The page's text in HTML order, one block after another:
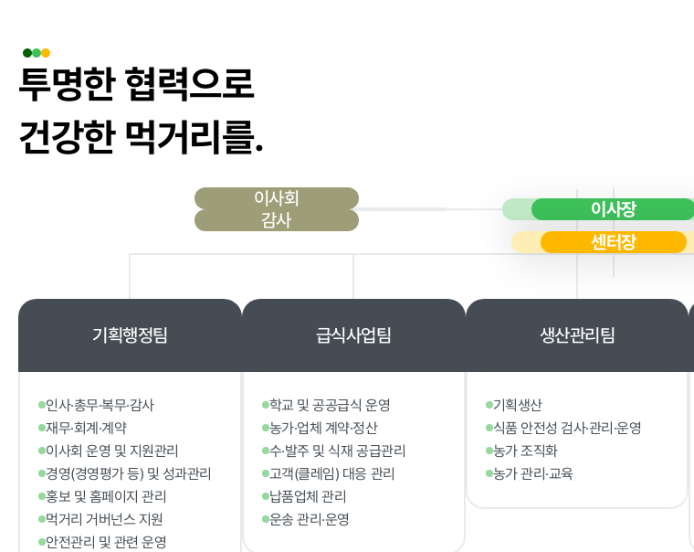
공지사항
정보공개
경영목표 및 운영계획
재무현황
임원 및 운영인력 현황
임직원 친인척 현황
인건비 예산 및 집행현황
행정정보공개
계약현황 및 대가지급
업무추진비 및 기타
정보목록
투명한 협력으로
건강한 먹거리를.
이사회
감사
이사장
센터장
기획행정팀
인사·총무·복무·감사
재무·회계·계약
이사회 운영 및 지원관리
경영(경영평가 등) 및 성과관리
홍보 및 홈페이지 관리
먹거리 거버넌스 지원
안전관리 및 관련 운영
급식사업팀
학교 및 공공급식 운영
농가·업체 계약·정산
수·발주 및 식재 공급관리
고객(클레임) 대응 관리
납품업체 관리
운송 관리·운영
생산관리팀
기획생산
식품 안전성 검사·관리·운영
농가 조직화
농가 관리·교육